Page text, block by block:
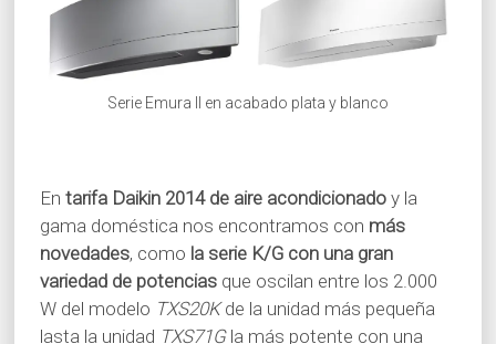
Serie Emura II en acabado plata y blanco
En tarifa Daikin 2014 de aire acondicionadoy la
gama doméstica nos encontramos con más
novedades, como la serie K/G con una gran
variedad de potenciasque oscilan entre los 2.000
W del modelo TXS20Kde la unidad más pequeña
lasta la unidad TXS71Gla más potente con una